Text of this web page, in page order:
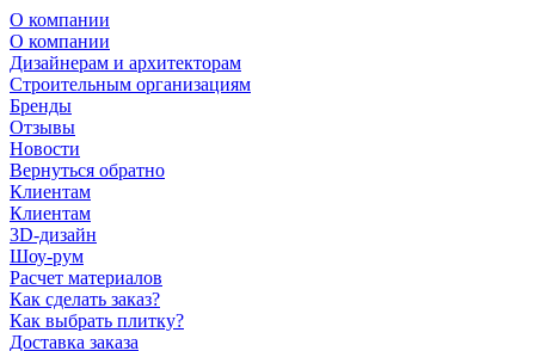
О компании
О компании
Дизайнерам и архитекторам
Строительным организациям
Бренды
Отзывы
Новости
Вернуться обратно
Клиентам
Клиентам
3D-дизайн
Шоу-рум
Расчет материалов
Как сделать заказ?
Как выбрать плитку?
Доставка заказа